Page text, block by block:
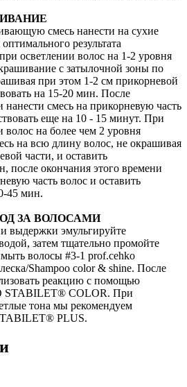
смесь нанести на сухие
результата
осветлении волос на 1-2 уровня
с затылочной зоны по
при этом 1-2 см прикорневой
на 15-20 мин. После
нанести смесь на прикорневую часть
еще на 10 - 15 минут. При
на более чем 2 уровня
на всю длину волос, не окрашивая
части, и оставить
после окончания этого времени
часть волос и оставить
45 мин.
ЗА ВОЛОСАМИ
выдержки эмульгируйте
затем тщательно промойте
волосы #3-1 prof.cehko
Shampoo color & shine. После
реакцию с помощью
STABILET® COLOR. При
тона мы рекомендуем
PLUS.